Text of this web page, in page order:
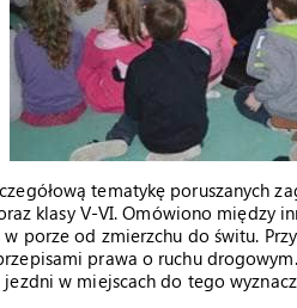
tematykę poruszanych
klasy V-VI. Omówiono między
w porze od zmierzchu do świtu.
prawa o ruchu
jezdni w miejscach do tego